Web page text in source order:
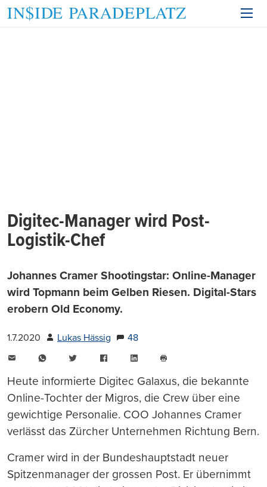
Digitec-Manager wird Post-
Logistik-Chef
Johannes Cramer Shootingstar: Online-Manager
wird Topmann beim Gelben Riesen. Digital-Stars
erobern Old Economy.
1.7.2020 Lukas Hässig
48
WhatsAppTwitter FacebookLinkedIn
drucken
Heute informierte Digitec Galaxus, die bekannte
Online-Tochter der Migros, die Crew über eine
gewichtige Personalie. COO Johannes Cramer
verlässt das Zürcher Unternehmen Richtung Bern.
Cramer wird in der Bundeshauptstadt neuer
Spitzenmanager der grossen Post. Er übernimmt